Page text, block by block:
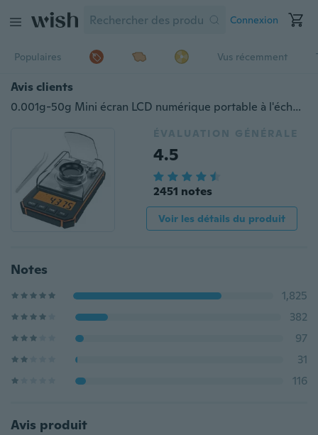
Connexion
Populaires Vus récemment
Avis clients
0.001g-50g Mini écran LCD numérique portable à l'échelle du milligramme avec des pinces de poids d'étalonnage 50g
ÉVALUATION GÉNÉRALE
4.5
2451 notes
Voir les détails du produit
Notes
1,825
382
97
31
116
Avis produit